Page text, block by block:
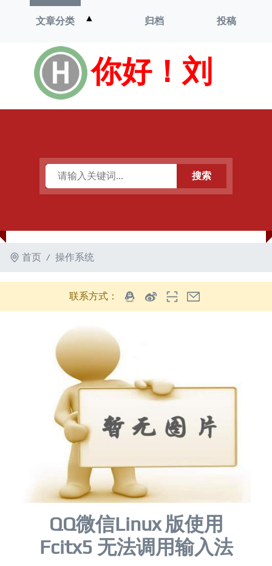
你好！刘
文章分类 ▲
单
归档 投稿
搜索
首页 操作系统
联系方式：
QQ微信Linux 版使用
Fcitx5 无法调用输入法